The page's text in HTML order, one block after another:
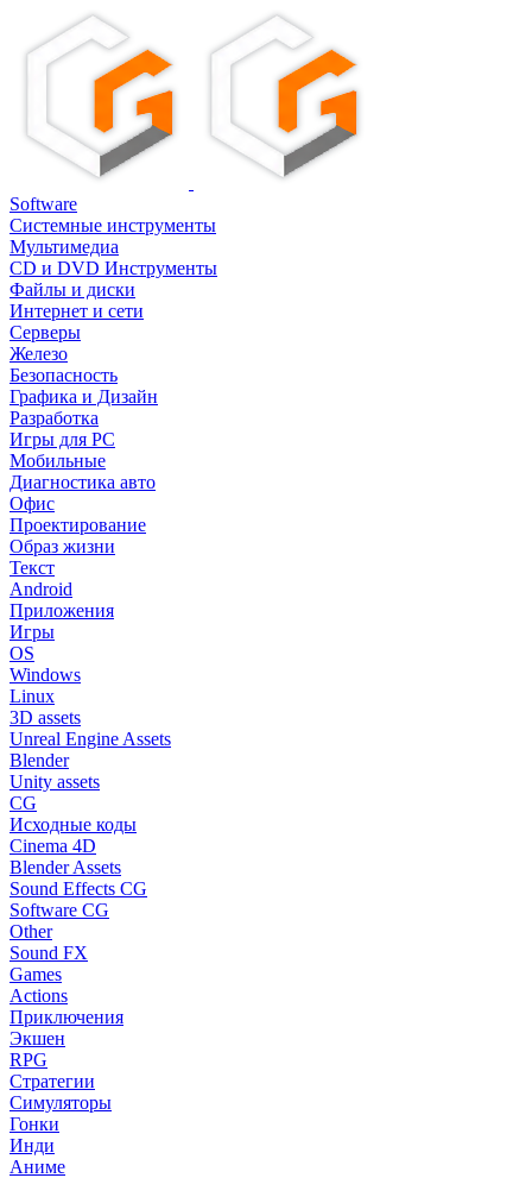
Software
Системные инструменты
Мультимедиа
CD и DVD Инструменты
Файлы и диски
Интернет и сети
Серверы
Железо
Безопасность
Графика и Дизайн
Разработка
Игры для PC
Мобильные
Диагностика авто
Офис
Проектирование
Образ жизни
Текст
Android
Приложения
Игры
OS
Windows
Linux
3D assets
Unreal Engine Assets
Blender
Unity assets
CG
Исходные коды
Cinema 4D
Blender Assets
Sound Effects CG
Software CG
Other
Sound FX
Games
Actions
Приключения
Экшен
RPG
Стратегии
Симуляторы
Гонки
Инди
Аниме